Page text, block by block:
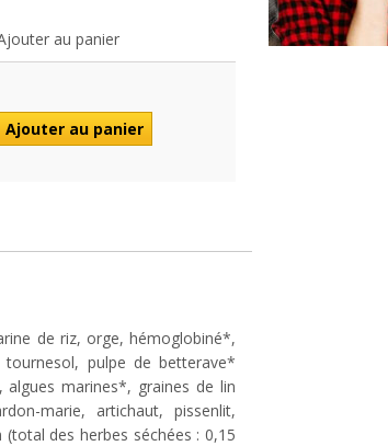
au panier
de riz, orge, hémoglobiné*,
pulpe de betterave*
marines*, graines de lin
marie, artichaut, pissenlit,
des herbes séchées : 0,15